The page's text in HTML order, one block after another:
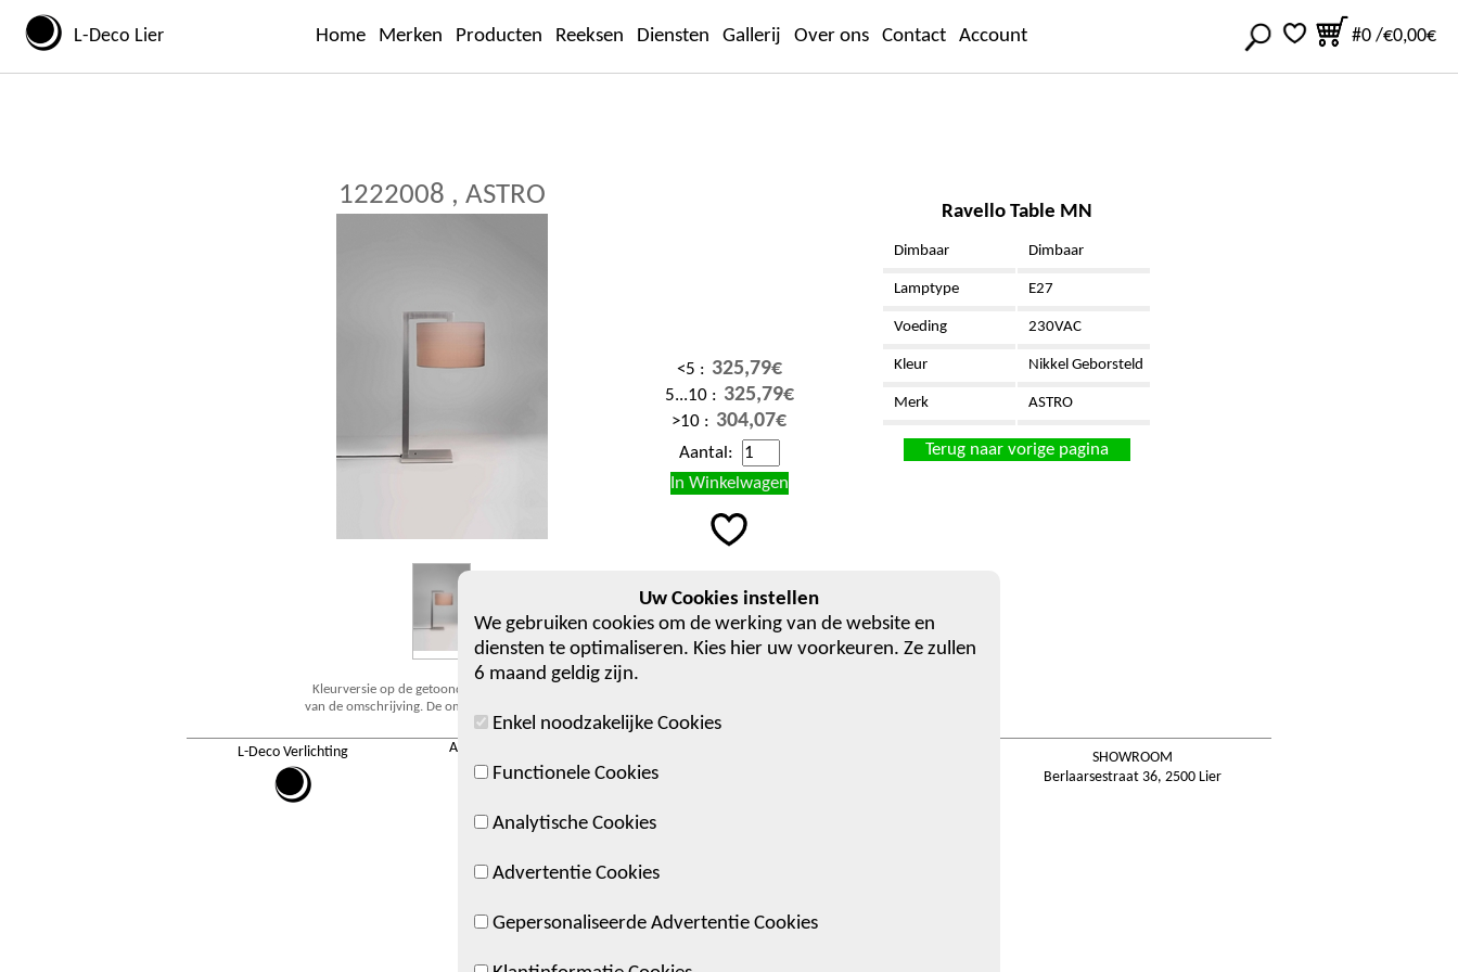
L-Deco Lier Home Merken Producten Reeksen Diensten Gallerij Over ons Contact Account #0 /€0,00€
Uw Cookies instellen
We gebruiken cookies om de werking van de website en
diensten te optimaliseren. Kies hier uw voorkeuren. Ze zullen
6 maand geldig zijn.
Enkel noodzakelijke Cookies
Functionele Cookies
Analytische Cookies
Advertentie Cookies
Gepersonaliseerde Advertentie Cookies
1222008 , ASTRO
Kleurversie op de getoonde foto kan afwijken
van de omschrijving. De omschrijving is correct.
<5 : 325,79€
5...10 : 325,79€
>10 : 304,07€
Aantal:
Ravello Table MN
Dimbaar Dimbaar
Lamptype E27
Voeding 230VAC
Kleur Nikkel Geborsteld
Merk ASTRO
Terug naar vorige pagina
L-Deco Verlichting
Algemene Verkoopsvoorwaarden Particulieren
Algemene Verkoopsvoorwaarden Bedrijven
SHOWROOM
Berlaarsestraat 36, 2500 Lier